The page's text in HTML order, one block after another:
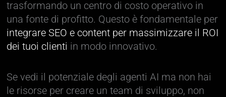
trasformando un centro di costo operativo in
una fonte di profitto. Questo è fondamentale per
integrare SEO e content per massimizzare il ROI
dei tuoi clienti in modo innovativo.
Se vedi il potenziale degli agenti AI ma non hai
le risorse per creare un team di sviluppo, non